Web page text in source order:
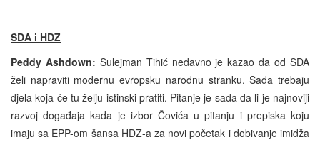
SDA i HDZ
Peddy Ashdown: Sulejman Tihić nedavno je kazao da od SDA
želi napraviti modernu evropsku narodnu stranku. Sada trebaju
djela koja će tu želju istinski pratiti. Pitanje je sada da li je najnoviji
razvoj događaja kada je izbor Čovića u pitanju i prepiska koju
imaju sa EPP-om šansa HDZ-a za novi početak i dobivanje imidža